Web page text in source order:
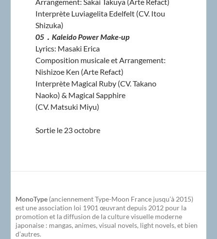
Interprète Luviagelita Edelfelt (CV. Itou
Shizuka)
05．Kaleido Power Make-up
Lyrics: Masaki Erica
Composition musicale et Arrangement:
Nishizoe Ken (Arte Refact)
Interprète Magical Ruby (CV. Takano
Naoko) & Magical Sapphire
(CV. Matsuki Miyu)
Sortie le 23 octobre
MonoType (anciennement Type-Moon France jusqu’à 2015)
est une association loi 1901 œuvrant depuis 2012 pour la
promotion et la diffusion de la culture visuelle moderne
japonaise : mangas, animes, visual novels, light novels, et bien
d’autres.